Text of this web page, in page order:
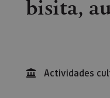
bisita,
Actividades